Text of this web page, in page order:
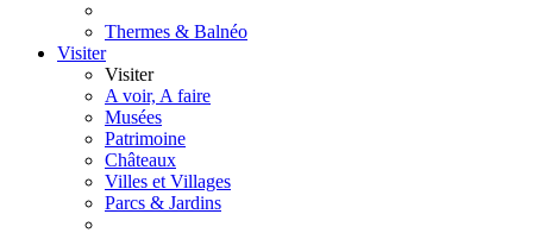
Thermes & Balnéo
Visiter
Visiter
A voir, A faire
Musées
Patrimoine
Châteaux
Villes et Villages
Parcs & Jardins